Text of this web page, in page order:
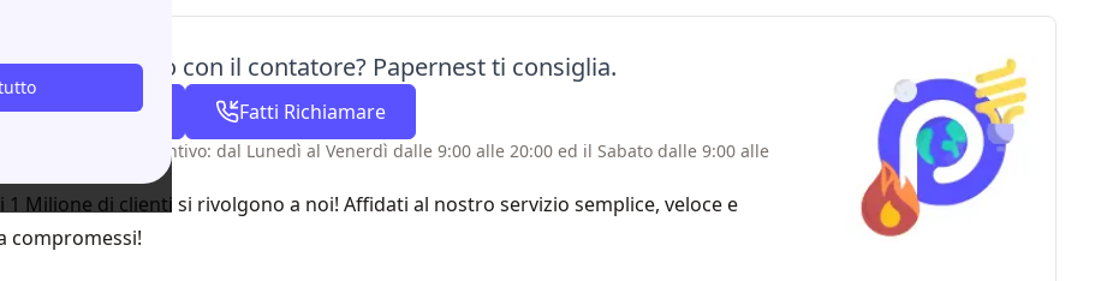
di aiuto con il contatore? Papernest ti consiglia.
02 82 95 37 15 Fatti Richiamare
senza costo aggiuntivo: dal Lunedì al Venerdì dalle 9:00 alle 20:00 ed il Sabato dalle 9:00 alle
1 Milione di clienti si rivolgono a noi! Affidati al nostro servizio semplice, veloce e
compromessi!